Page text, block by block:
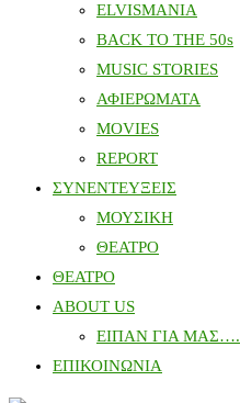
ELVISMANIA
BACK TO THE 50s
MUSIC STORIES
ΑΦΙΕΡΩΜΑΤΑ
MOVIES
REPORT
ΣΥΝΕΝΤΕΥΞΕΙΣ
ΜΟΥΣΙΚΗ
ΘΕΑΤΡΟ
ΘΕΑΤΡΟ
ABOUT US
ΕΙΠΑΝ ΓΙΑ ΜΑΣ….
ΕΠΙΚΟΙΝΩΝΙΑ